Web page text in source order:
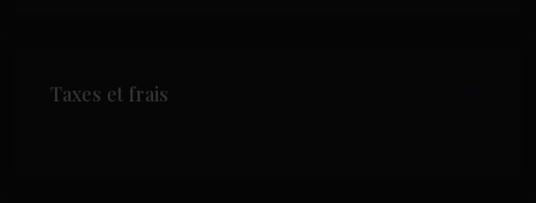
Taxes et frais